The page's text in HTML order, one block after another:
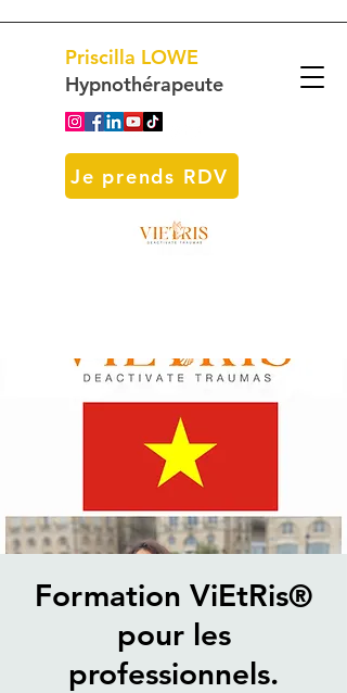
Priscilla LOWE
Hypnothérapeute
Je prends RDV
Formation ViEtRis®
pour les
professionnels.